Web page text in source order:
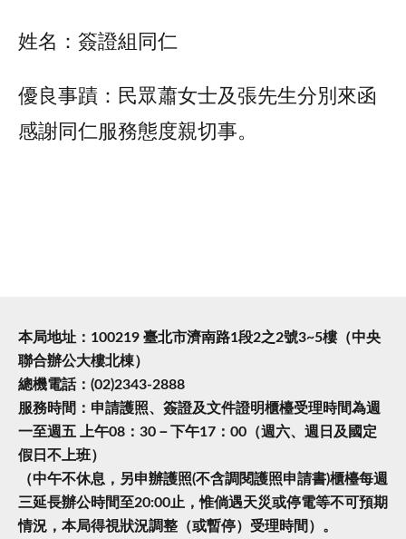
姓名：簽證組同仁
優良事蹟：民眾蕭女士及張先生分別來函
感謝同仁服務態度親切事。
本局地址：100219 臺北市濟南路1段2之2號3~5樓（中央
聯合辦公大樓北棟）
總機電話：(02)2343-2888
服務時間：申請護照、簽證及文件證明櫃檯受理時間為週
一至週五 上午08：30－下午17：00（週六、週日及國定
假日不上班）
（中午不休息，另申辦護照(不含調閱護照申請書)櫃檯每週
三延長辦公時間至20:00止，惟倘遇天災或停電等不可預期
情況，本局得視狀況調整（或暫停）受理時間）。